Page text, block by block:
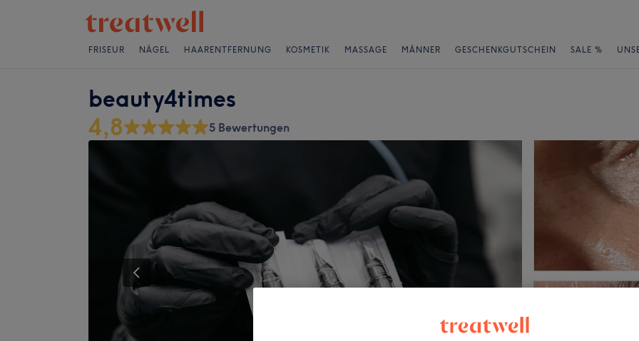
FRISEUR NÄGEL HAARENTFERNUNG KOSMETIK MASSAGE MÄNNER GESCHENKGUTSCHEIN SALE %
beauty4times
4,8 5 Bewertungen